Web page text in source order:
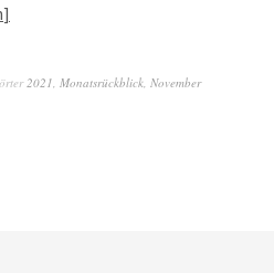
2021 Monatsrückblick November